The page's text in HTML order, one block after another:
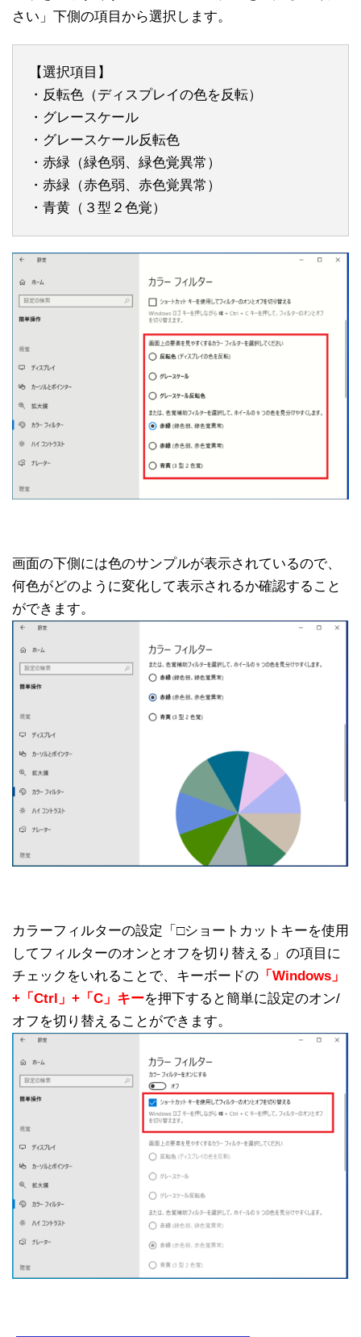
さい」下側の項目から選択します。
【選択項目】
・反転色（ディスプレイの色を反転）
・グレースケール
・グレースケール反転色
・赤緑（緑色弱、緑色覚異常）
・赤緑（赤色弱、赤色覚異常）
・青黄（３型２色覚）
画面の下側には色のサンプルが表示されているので、
何色がどのように変化して表示されるか確認すること
ができます。
カラーフィルターの設定「□ショートカットキーを使用
してフィルターのオンとオフを切り替える」の項目に
チェックをいれることで、キーボードの 「Windows」
+「Ctrl」+「C」キーを押下すると簡単に設定のオン/
オフを切り替えることができます。